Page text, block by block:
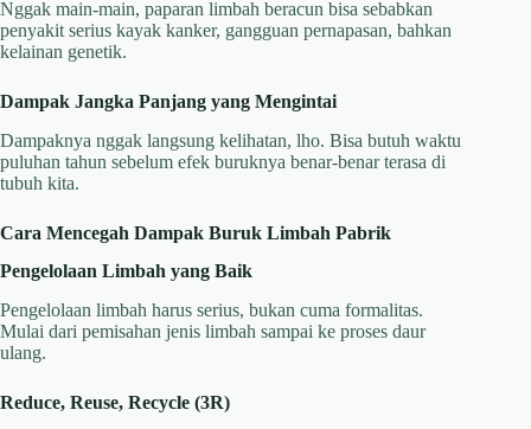
Nggak main-main, paparan limbah beracun bisa sebabkan
penyakit serius kayak kanker, gangguan pernapasan, bahkan
kelainan genetik.
Dampak Jangka Panjang yang Mengintai
Dampaknya nggak langsung kelihatan, lho. Bisa butuh waktu
puluhan tahun sebelum efek buruknya benar-benar terasa di
tubuh kita.
Cara Mencegah Dampak Buruk Limbah Pabrik
Pengelolaan Limbah yang Baik
Pengelolaan limbah harus serius, bukan cuma formalitas.
Mulai dari pemisahan jenis limbah sampai ke proses daur
ulang.
Reduce, Reuse, Recycle (3R)